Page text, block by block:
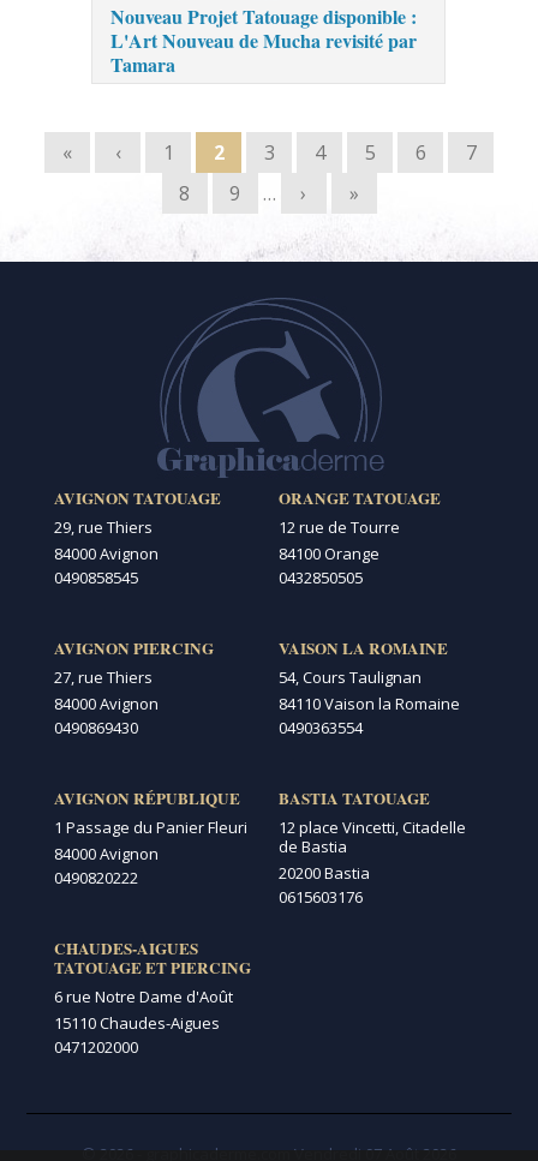
Nouveau Projet Tatouage disponible :
L'Art Nouveau de Mucha revisité par
Tamara
Pages
« ‹ 1 2 3 4 5 6
7
8
9 … › »
AVIGNON TATOUAGE
29, rue Thiers
84000 Avignon
0490858545
AVIGNON PIERCING
27, rue Thiers
84000 Avignon
0490869430
AVIGNON RÉPUBLIQUE
1 Passage du Panier Fleuri
84000 Avignon
0490820222
CHAUDES-AIGUES
TATOUAGE ET PIERCING
6 rue Notre Dame d'Août
15110 Chaudes-Aigues
0471202000
ORANGE TATOUAGE
12 rue de Tourre
84100 Orange
0432850505
VAISON LA ROMAINE
54, Cours Taulignan
84110 Vaison la Romaine
0490363554
BASTIA TATOUAGE
12 place Vincetti, Citadelle
de Bastia
20200 Bastia
0615603176
© 2026 - graphicaderme.com Vendredi 07 Août 2026